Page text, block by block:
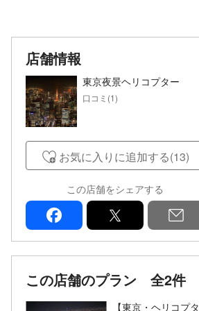
店舗情報
東京夜景ヘリコプター
口コミ(1)
お気に入りに追加する(13)
この店舗をシェアする
facebook
この店舗のプラン 全2件
【東京・ヘリコプタ